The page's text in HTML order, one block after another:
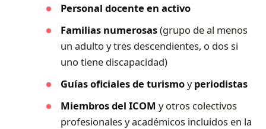
Personal docente en activo
Familias numerosas(grupo de al menos
un adulto y tres descendientes, o dos si
uno tiene discapacidad)
Guías oficiales de turismoyperiodistas
Miembros del ICOM y otros colectivos
profesionales y académicos incluidos en la